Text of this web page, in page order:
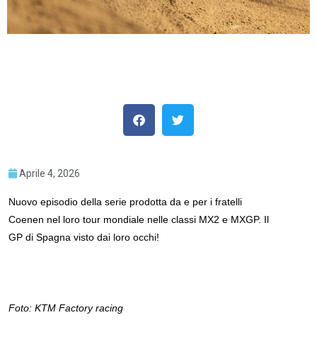
Aprile 4, 2026
Nuovo episodio della serie prodotta da e per i fratelli
Coenen nel loro tour mondiale nelle classi MX2 e MXGP. Il
GP di Spagna visto dai loro occhi!
Foto: KTM Factory racing